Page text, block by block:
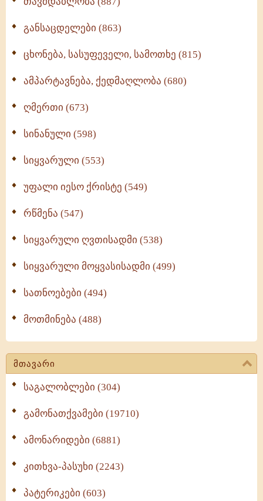
განსაცდელები (863)
ცხონება, სასუფეველი, სამოთხე (815)
ამპარტავნება, ქედმაღლობა (680)
ღმერთი (673)
სინანული (598)
სიყვარული (553)
უფალი იესო ქრისტე (549)
რწმენა (547)
სიყვარული ღვთისადმი (538)
სიყვარული მოყვასისადმი (499)
სათნოებები (494)
მოთმინება (488)
მთავარი
საგალობლები (304)
გამონათქვამები (19710)
ამონარიდები (6881)
კითხვა-პასუხი (2243)
პატერიკები (603)